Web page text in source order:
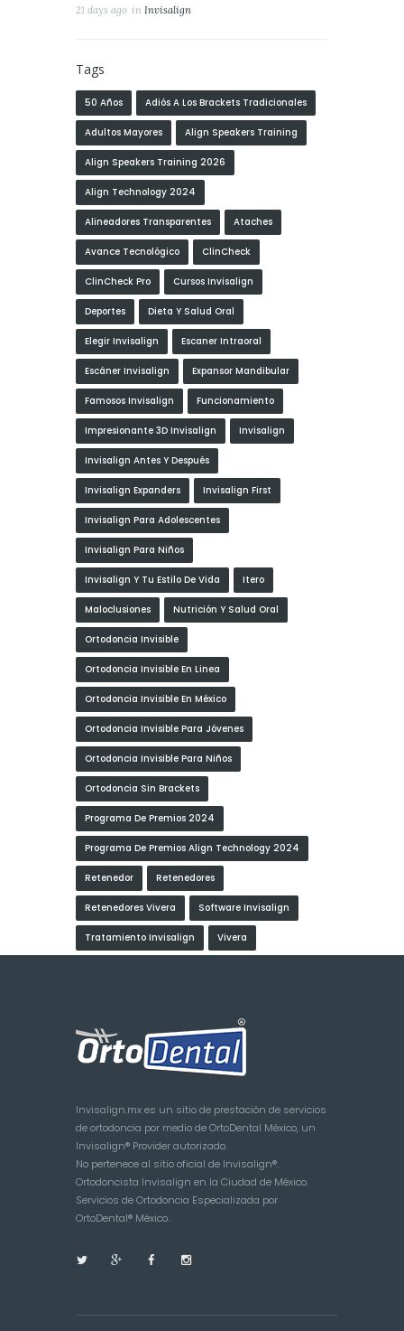
21 days ago in Invisalign
Tags
50 Años Adiós A Los Brackets Tradicionales
Adultos Mayores Align Speakers Training
Align Speakers Training 2026
Align Technology 2024
Alineadores Transparentes Ataches
Avance Tecnológico ClinCheck
ClinCheck Pro Cursos Invisalign
Deportes Dieta Y Salud Oral
Elegir Invisalign Escaner Intraoral
Escáner Invisalign Expansor Mandibular
Famosos Invisalign Funcionamiento
Impresionante 3D Invisalign Invisalign
Invisalign Antes Y Después
Invisalign Expanders Invisalign First
Invisalign Para Adolescentes
Invisalign Para Niños
Invisalign Y Tu Estilo De Vida Itero
Maloclusiones Nutrición Y Salud Oral
Ortodoncia Invisible
Ortodoncia Invisible En Linea
Ortodoncia Invisible En México
Ortodoncia Invisible Para Jóvenes
Ortodoncia Invisible Para Niños
Ortodoncia Sin Brackets
Programa De Premios 2024
Programa De Premios Align Technology 2024
Retenedor Retenedores
Retenedores Vivera Software Invisalign
Tratamiento Invisalign Vivera
Invisalign.mx es un sitio de prestación de servicios
de ortodoncia por medio de OrtoDental México, un
Invisalign® Provider autorizado.
No pertenece al sitio oficial de Invisalign®.
Ortodoncista Invisalign en la Ciudad de México.
Servicios de Ortodoncia Especializada por
OrtoDental® México.